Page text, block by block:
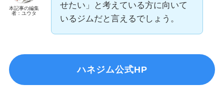
本記事の編集
者：ユウタ
せたい」と考えている方に向いて
いるジムだと言えるでしょう。
ハネジム公式HP